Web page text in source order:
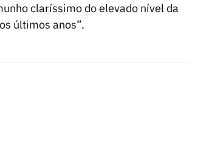
claríssimo do elevado nível da
últimos anos”.